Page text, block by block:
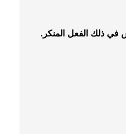
في ذلك الفعل المنكر.